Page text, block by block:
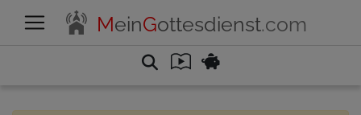
MeinGottesdienst.com